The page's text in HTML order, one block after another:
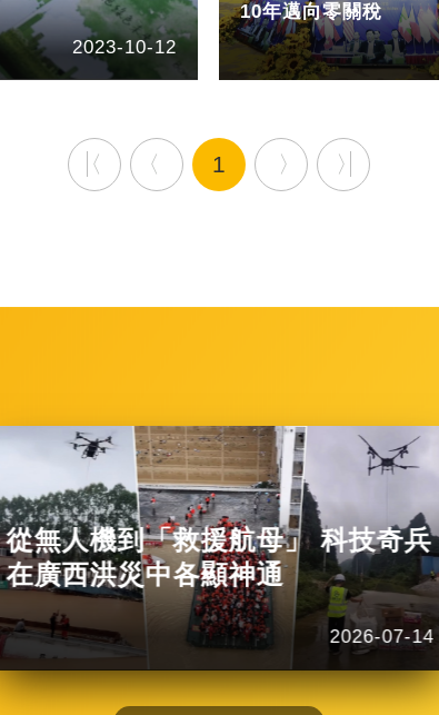
2023-10-12
10年邁向零關稅
1
從無人機到「救援航母」 科技奇兵
在廣西洪災中各顯神通
2026-07-14